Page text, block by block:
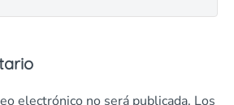
electrónico no será publicada. Los